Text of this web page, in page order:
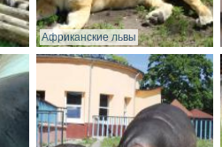
Африканские львы